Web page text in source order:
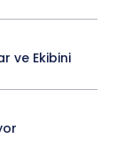
ve Ekibini